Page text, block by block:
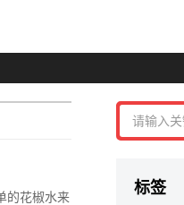
的花椒水来
标签